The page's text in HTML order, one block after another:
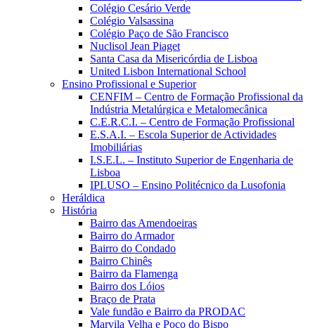
Colégio Cesário Verde
Colégio Valsassina
Colégio Paço de São Francisco
Nuclisol Jean Piaget
Santa Casa da Misericórdia de Lisboa
United Lisbon International School
Ensino Profissional e Superior
CENFIM – Centro de Formação Profissional da
Indústria Metalúrgica e Metalomecânica
C.E.R.C.I. – Centro de Formação Profissional
E.S.A.I. – Escola Superior de Actividades
Imobiliárias
I.S.E.L. – Instituto Superior de Engenharia de
Lisboa
IPLUSO – Ensino Politécnico da Lusofonia
Heráldica
História
Bairro das Amendoeiras
Bairro do Armador
Bairro do Condado
Bairro Chinês
Bairro da Flamenga
Bairro dos Lóios
Braço de Prata
Vale fundão e Bairro da PRODAC
Marvila Velha e Poço do Bispo